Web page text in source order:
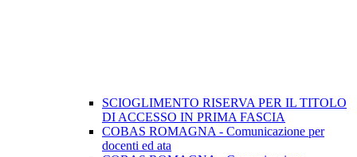
SCIOGLIMENTO RISERVA PER IL TITOLO
DI ACCESSO IN PRIMA FASCIA
COBAS ROMAGNA - Comunicazione per
docenti ed ata